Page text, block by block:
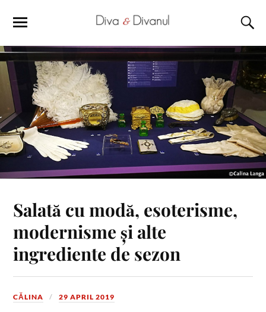
Salată cu modă, esoterisme,
modernisme și alte
ingrediente de sezon
CĂLINA 29 APRIL 2019